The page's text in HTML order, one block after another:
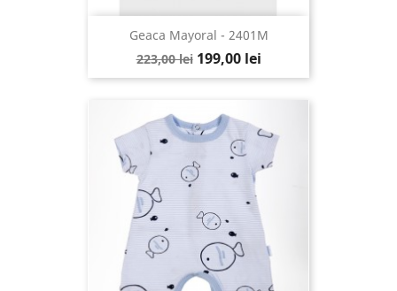
Geaca Mayoral - 2401M
223,00 lei 199,00 lei